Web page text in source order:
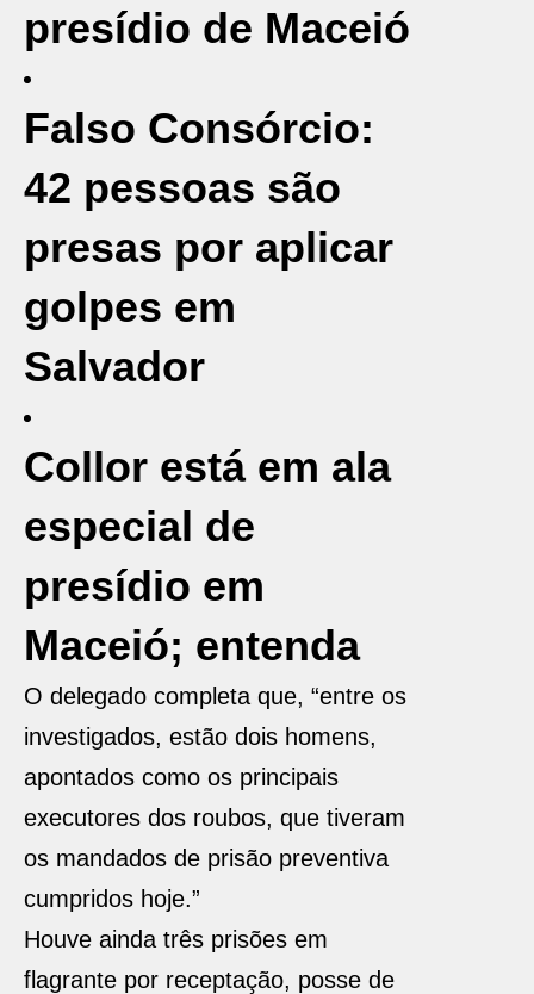
presídio de Maceió
Falso Consórcio:
42 pessoas são
presas por aplicar
golpes em
Salvador
Collor está em ala
especial de
presídio em
Maceió; entenda
O delegado completa que, “entre os
investigados, estão dois homens,
apontados como os principais
executores dos roubos, que tiveram
os mandados de prisão preventiva
cumpridos hoje.”
Houve ainda três prisões em
flagrante por receptação, posse de